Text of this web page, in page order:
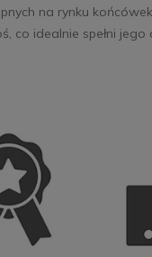
na rynku
co idealnie spełni